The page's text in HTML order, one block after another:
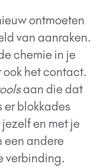
ontmoeten
van aanraken.
chemie in je
het contact.
aan die dat
er blokkades
en met je
een andere
verbinding.